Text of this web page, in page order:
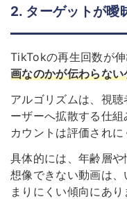
2. ターゲットが曖
TikTokの再生回数が
画なのかが伝わらない
アルゴリズムは、視
ーザーへ拡散する仕
カウントは評価されに
具体的には、年齢層
想像できない動画は
まりにくい傾向にあり